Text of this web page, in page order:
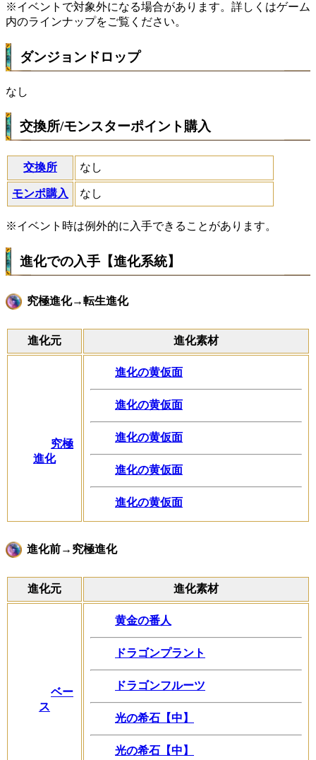
※イベントで対象外になる場合があります。詳しくはゲーム
内のラインナップをご覧ください。
ダンジョンドロップ
なし
交換所/モンスターポイント購入
交換所 なし
モンポ購入 なし
※イベント時は例外的に入手できることがあります。
進化での入手【進化系統】
究極進化→転生進化
進化元 進化素材
究極
進化
進化の黄仮面
進化の黄仮面
進化の黄仮面
進化の黄仮面
進化の黄仮面
進化前→究極進化
進化元 進化素材
ベー
ス
黄金の番人
ドラゴンプラント
ドラゴンフルーツ
光の希石【中】
光の希石【中】